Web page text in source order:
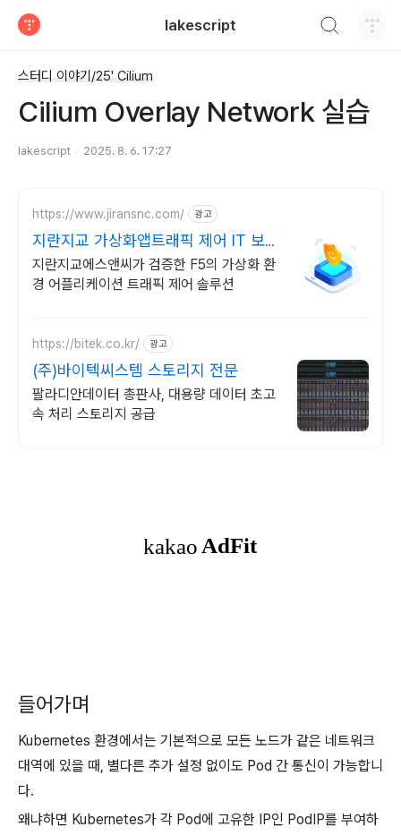
lakescript
스터디 이야기/25' Cilium
Cilium Overlay Network 실습
lakescript 2025. 8. 6. 17:27
https://www.jiransnc.com/ 광고
지란지교 가상화앱트래픽 제어 IT 보안
솔루션 전문기업
지란지교에스앤씨가 검증한 F5의 가상화 환
경 어플리케이션 트래픽 제어 솔루션
https://bitek.co.kr/ 광고
(주)바이텍씨스템 스토리지 전문
팔라디안데이터 총판사, 대용량 데이터 초고
속 처리 스토리지 공급
들어가며
Kubernetes 환경에서는 기본적으로 모든 노드가 같은 네트워크
대역에 있을 때, 별다른 추가 설정 없이도 Pod 간 통신이 가능합니
다.
왜냐하면 Kubernetes가 각 Pod에 고유한 IP인 PodIP를 부여하